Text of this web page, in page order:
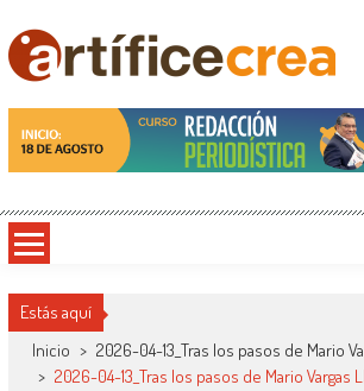
contenido
Artificecrea
Blog de Artífice Comunicadores, elaboramos contenidos
diversos formatos, capacitamos en temas de
Estás aquí
Inicio > 2026-04-13_Tras los pasos de Mario
> 2026-04-13_Tras los pasos de Mario Vargas